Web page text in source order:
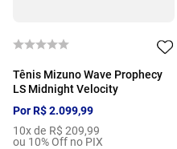
Tênis Mizuno Wave Prophecy
LS Midnight Velocity
PorR$2.099,99
10x de R$ 209,99
ou 10% Off no PIX